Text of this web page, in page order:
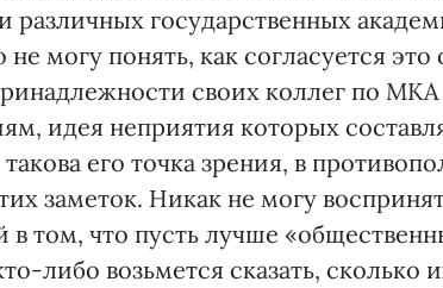
государственных
могу понять, как согласуется это
своих коллег по
идея неприятия которых
его точка зрения, в
заметок. Никак не могу
том, что пусть лучше
либо возьмется сказать, сколько